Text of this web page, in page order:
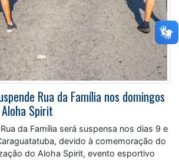
Rua da Família nos domingos
Spirit
da Família será suspensa nos dias 9 e
devido à comemoração do
do Aloha Spirit, evento esportivo